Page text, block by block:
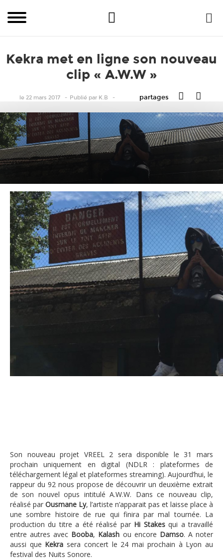
Kekra met en ligne son nouveau
clip « A.W.W »
le 22 mars 2017 Publié par K.B partages
Son nouveau projet VREEL 2 sera disponible le 31 mars
prochain uniquement en digital (NDLR : plateformes de
téléchargement légal et plateformes streaming). Aujourd’hui, le
rappeur du 92 nous propose de découvrir un deuxième extrait
de son nouvel opus intitulé A.W.W. Dans ce nouveau clip,
réalisé par Ousmane Ly, l’artiste n’apparait pas et laisse place à
une sombre histoire de rue qui finira par mal tournée. La
production du titre a été réalisé par Hi Stakesqui a travaillé
entre autres avec Booba, Kalash ou encore Damso. A noter
aussi que Kekra sera concert le 24 mai prochain à Lyon au
festival des Nuits Sonore.